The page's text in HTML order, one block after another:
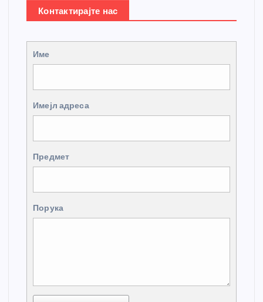
Контактирајте нас
Име
Имејл адреса
Предмет
Порука